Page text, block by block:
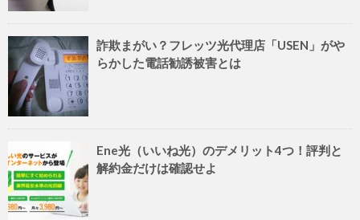
詐欺まがい？フレッツ光代理店「USEN」がや
らかした電話勧誘被害とは
Ene光（いいね光）のデメリット4つ！評判と
解約金だけは確認せよ